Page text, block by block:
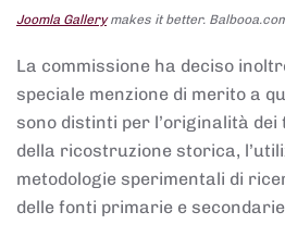
Joomla Gallerymakes it better.
La commissione ha deciso
speciale menzione di merito a
sono distinti per l’originalità
della ricostruzione storica,
metodologie sperimentali di
delle fonti primarie e